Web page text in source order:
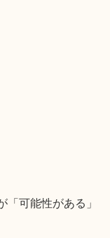
可能性がある」